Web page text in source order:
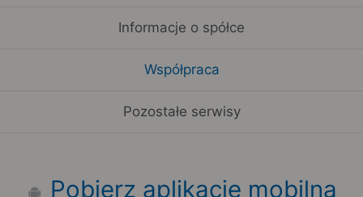
Informacje o spółce
Współpraca
Pozostałe serwisy
Pobierz aplikację mobilną